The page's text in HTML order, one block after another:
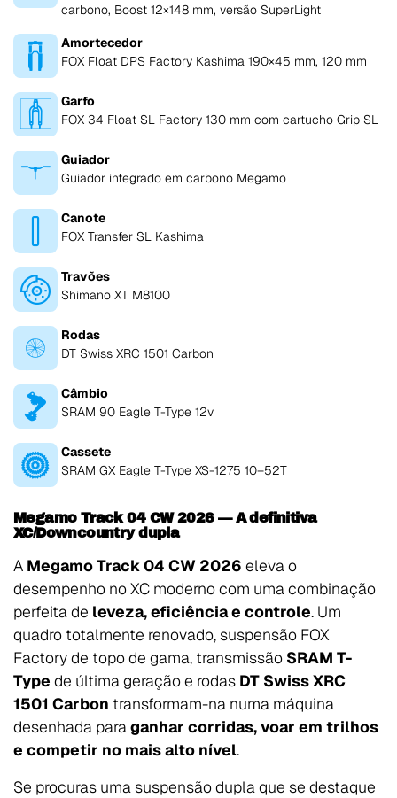
carbono, Boost 12×148 mm, versão SuperLight
Amortecedor
FOX Float DPS Factory Kashima 190×45 mm, 120 mm
Garfo
FOX 34 Float SL Factory 130 mm com cartucho Grip SL
Guiador
Guiador integrado em carbono Megamo
Canote
FOX Transfer SL Kashima
Travões
Shimano XT M8100
Rodas
DT Swiss XRC 1501 Carbon
Câmbio
SRAM 90 Eagle T-Type 12v
Cassete
SRAM GX Eagle T-Type XS-1275 10–52T
Megamo Track 04 CW 2026 — A definitiva
XC/Downcountry dupla
A Megamo Track 04 CW 2026 eleva o
desempenho no XC moderno com uma combinação
perfeita de leveza, eficiência e controle. Um
quadro totalmente renovado, suspensão FOX
Factory de topo de gama, transmissão SRAM T-
Type de última geração e rodas DT Swiss XRC
1501 Carbon transformam-na numa máquina
desenhada paraganhar corridas, voar em trilhos
e competir no mais alto nível.
Se procuras uma suspensão dupla que se destaque